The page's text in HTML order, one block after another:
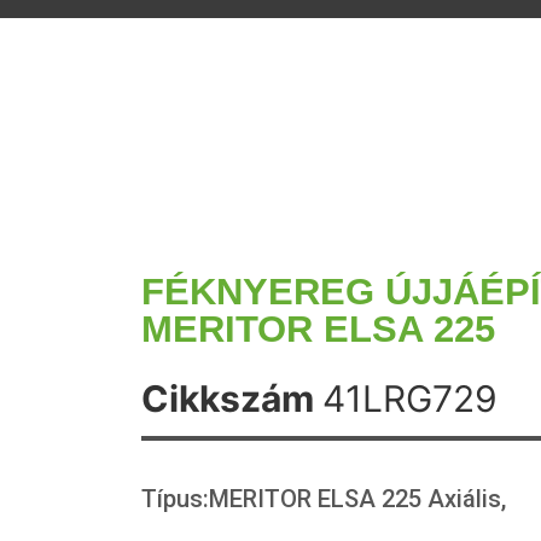
FÉKNYEREG
MERITOR ELSA 225
Cikkszám 41LRG729
Típus:MERITOR ELSA 225 Axiális,